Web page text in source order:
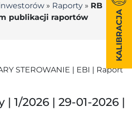
» Raporty » RB
publikacji raportów
STEROWANIE | EBI | Raport
1/2026 | 29-01-2026 |
KALIBRACJA